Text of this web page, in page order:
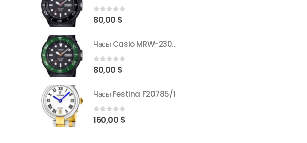
0out of 5
80,00 $
Часы Casio MRW-230H-1E3VDF
0out of 5
80,00 $
Часы Festina F20785/1
0out of 5
160,00 $